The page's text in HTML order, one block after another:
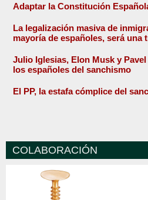
Adaptar la Constitución
La legalización masiva de
mayoría de españoles, será una
Julio Iglesias, Elon Musk y
los españoles del sanchismo
El PP, la estafa cómplice del
COLABORACIÓN